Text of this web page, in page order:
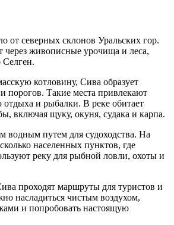
от северных склонов Уральских гор.
через живописные урочища и леса,
Селген.
котловину, Сива образует
порогов. Такие места привлекают
отдыха и рыбалки. В реке обитает
включая щуку, окуня, судака и карпа.
водным путем для судоходства. На
населенных пунктов, где
реку для рыбной ловли, охоты и
проходят маршруты для туристов и
насладиться чистым воздухом,
и попробовать настоящую